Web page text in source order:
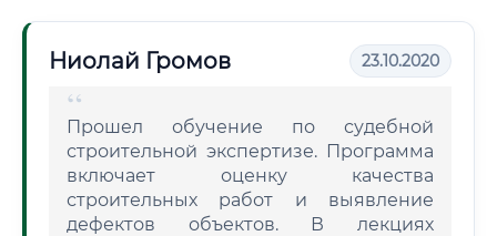
Ниолай Громов 23.10.2020
Прошел обучение по судебной
строительной экспертизе. Программа
включает оценку качества
строительных работ и выявление
дефектов объектов. В лекциях